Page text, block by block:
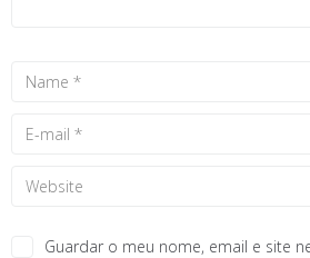
Guardar o meu nome, email e site